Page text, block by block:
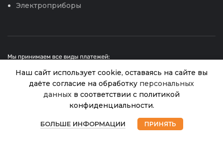
Электроприборы
Интернет магазин Успех. ИП Хрипунов Сергей
Александрович
ИНН 420800180243 / ОГРНИП 304420530300327
Наш сайт использует cookie, оставаясь на сайте вы
даёте согласие на обработку персональных
данных в соответствии с политикой
конфиденциальности.
БОЛЬШЕ ИНФОРМАЦИИ ПРИНЯТЬ
Шланг
Силикон
цветной320.00₽
наличии
Магазин Избранное Корзина Мой аккаунт